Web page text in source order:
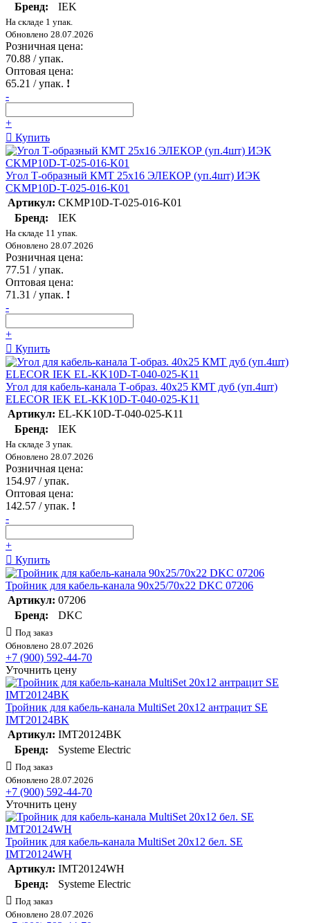
Бренд:
IEK
На складе 1 упак.
Обновлено 28.07.2026
Розничная цена:
70.88 / упак.
Оптовая цена:
65.21 / упак. !
-
+
Купить
Угол Т-образный КМТ 25х16 ЭЛЕКОР (уп.4шт) ИЭК
CKMP10D-T-025-016-K01
Артикул: CKMP10D-T-025-016-K01
Бренд:
IEK
На складе 11 упак.
Обновлено 28.07.2026
Розничная цена:
77.51 / упак.
Оптовая цена:
71.31 / упак. !
-
+
Купить
Угол для кабель-канала Т-образ. 40х25 КМТ дуб (уп.4шт)
ELECOR IEK EL-KK10D-T-040-025-K11
Артикул: EL-KK10D-T-040-025-K11
Бренд:
IEK
На складе 3 упак.
Обновлено 28.07.2026
Розничная цена:
154.97 / упак.
Оптовая цена:
142.57 / упак. !
-
+
Купить
Тройник для кабель-канала 90х25/70х22 DKC 07206
Артикул: 07206
Бренд:
DKC
Под заказ
Обновлено 28.07.2026
+7 (900) 592-44-70
Уточнить цену
Тройник для кабель-канала MultiSet 20х12 антрацит SE
IMT20124BK
Артикул: IMT20124BK
Бренд:
Systeme Electric
Под заказ
Обновлено 28.07.2026
+7 (900) 592-44-70
Уточнить цену
Тройник для кабель-канала MultiSet 20х12 бел. SE
IMT20124WH
Артикул: IMT20124WH
Бренд:
Systeme Electric
Под заказ
Обновлено 28.07.2026